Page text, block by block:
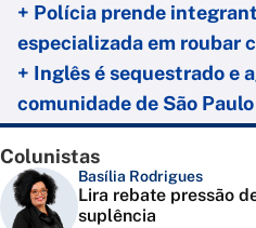
+ Polícia prende
especializada em roubar
+ Inglês é sequestrado e
comunidade de São Paulo
Colunistas
Basília Rodrigues
Lira rebate pressão
suplência